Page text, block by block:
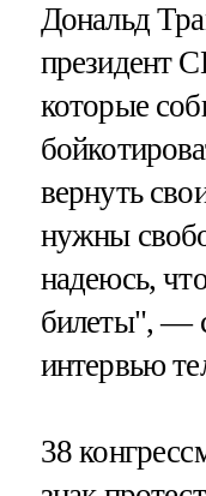
Дональд
президент
которые
вернуть
нужны
надеюсь,
билеты", —
интервью
38